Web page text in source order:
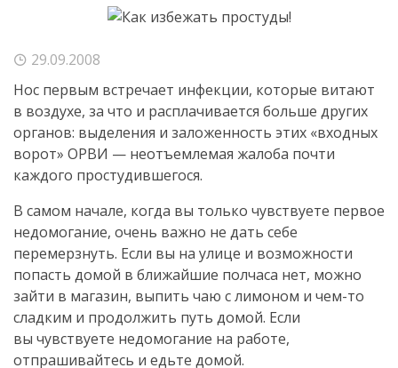
29.09.2008
Нос первым встречает инфекции, которые витают
в воздухе, за что и расплачивается больше других
органов: выделения и заложенность этих «входных
ворот» ОРВИ — неотъемлемая жалоба почти
каждого простудившегося.
В самом начале, когда вы только чувствуете первое
недомогание, очень важно не дать себе
перемерзнуть. Если вы на улице и возможности
попасть домой в ближайшие полчаса нет, можно
зайти в магазин, выпить чаю с лимоном и чем-то
сладким и продолжить путь домой. Если
вы чувствуете недомогание на работе,
отпрашивайтесь и едьте домой.